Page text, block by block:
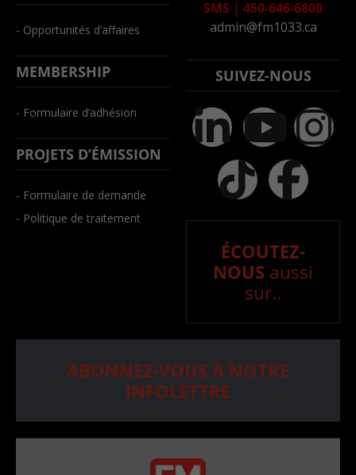
- Opportunités d’affaires
MEMBERSHIP
- Formulaire d’adhésion
PROJETS D’ÉMISSION
- Formulaire de demande
- Politique de traitement
SMS | 450-646-6800
admin@fm1033.ca
SUIVEZ-NOUS
ÉCOUTEZ-
NOUS aussi
sur..
ABONNEZ-VOUS À NOTRE
INFOLETTRE